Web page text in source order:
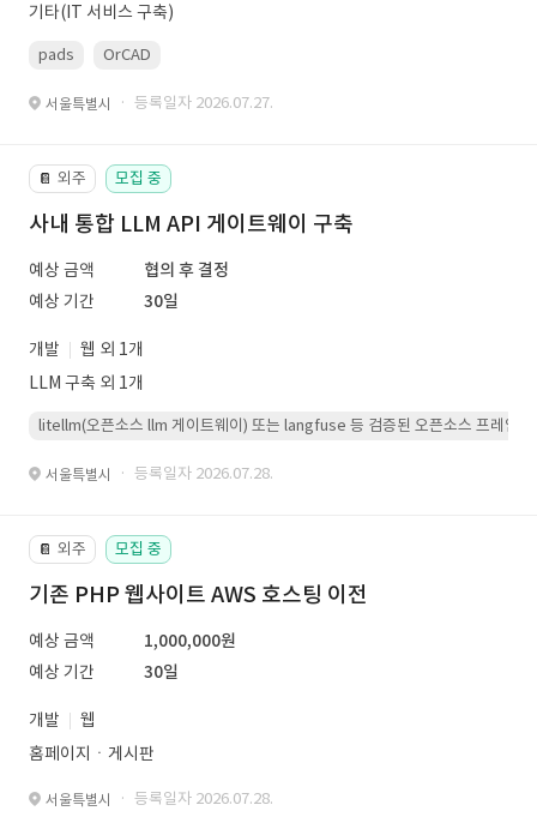
기타(IT 서비스 구축)
pads OrCAD
서울특별시 · 등록일자 2026.07.27.
📔 외주 모집 중
사내 통합 LLM API 게이트웨이 구축
예상 금액
협의 후 결정
예상 기간
30일
개발
웹 외 1개
LLM 구축 외 1개
litellm(오픈소스 llm 게이트웨이) 또는 langfuse 등 검증된 오픈소스 프레임워
서울특별시 · 등록일자 2026.07.28.
📔 외주 모집 중
기존 PHP 웹사이트 AWS 호스팅 이전
예상 금액
1,000,000원
예상 기간
30일
개발
웹
홈페이지ㆍ게시판
서울특별시 · 등록일자 2026.07.28.